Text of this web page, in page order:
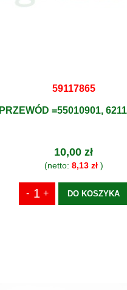
59117865
PRZEWÓD =55010901,
10,00 zł
(netto: 8,13 zł)
DO KOSZYKA